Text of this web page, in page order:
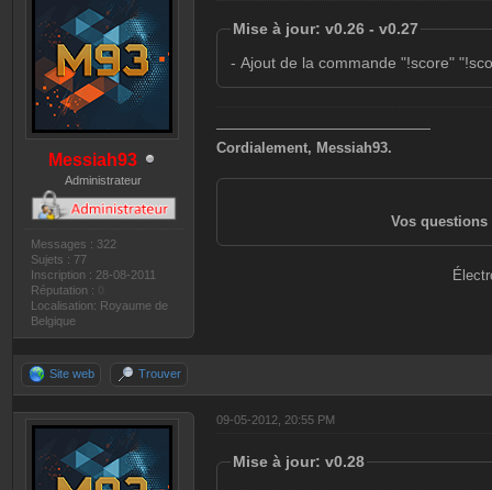
Messiah93
Administrateur
Messages : 322
Sujets : 77
Inscription : 28-08-2011
Réputation :
Localisation: Royaume de
Belgique
Mise à jour: v0.26 - v0.27
- Ajout de la commande "!score"
———————————————
Cordialement, Messiah93.
Vos questions
Site web Trouver
09-05-2012, 20:55 PM
Mise à jour: v0.28